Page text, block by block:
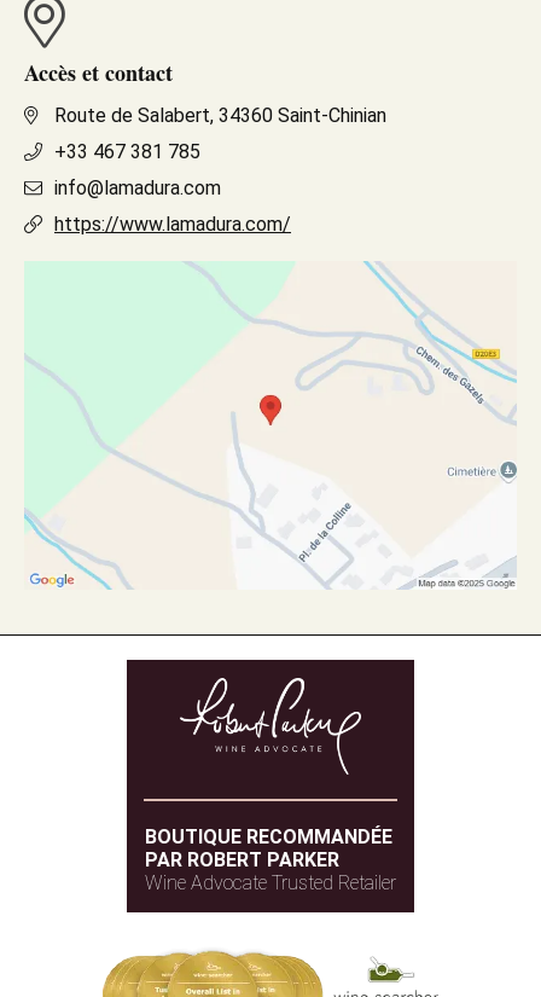
Accès et contact
Route de Salabert, 34360 Saint-Chinian
+33 467 381 785
info@lamadura.com
https://www.lamadura.com/
BOUTIQUE RECOMMANDÉE
PAR ROBERT PARKER
Wine Advocate Trusted Retailer